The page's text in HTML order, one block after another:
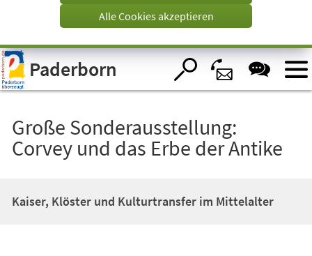
Visuelle
Assistenzsoftware
öffnen.
Alle Cookies akzeptieren
Paderborn
Große Sonderausstellung:
Corvey und das Erbe der Antike
Kaiser, Klöster und Kulturtransfer im Mittelalter